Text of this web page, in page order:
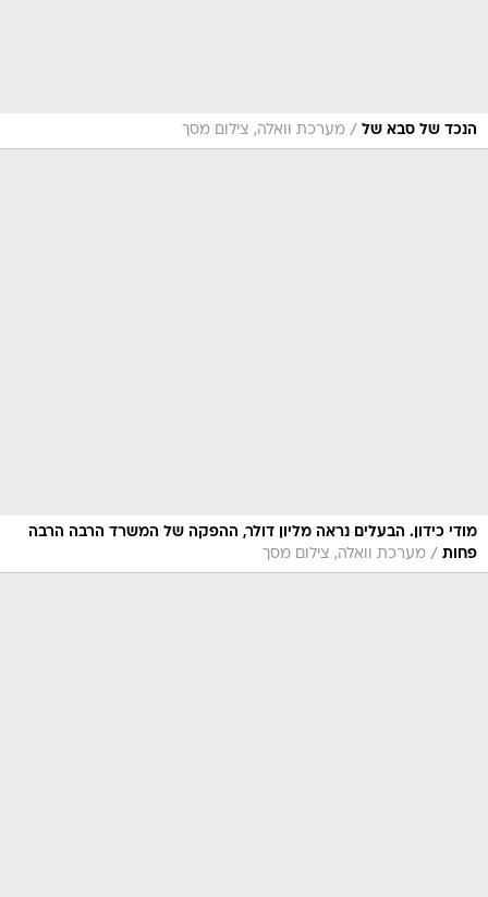
הנכד של סבא של / מערכת וואלה, צילום מסך
מודי כידון. הבעלים נראה מליון דולר, ההפקה של המשרד הרבה הרבה
פחות / מערכת וואלה, צילום מסך